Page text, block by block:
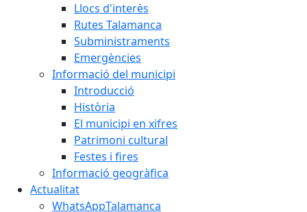
Llocs d'interès
Rutes Talamanca
Subministraments
Emergències
Informació del municipi
Introducció
Història
El municipi en xifres
Patrimoni cultural
Festes i fires
Informació geogràfica
Actualitat
WhatsAppTalamanca